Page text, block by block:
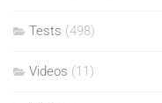
Tests (498)
Videos (11)